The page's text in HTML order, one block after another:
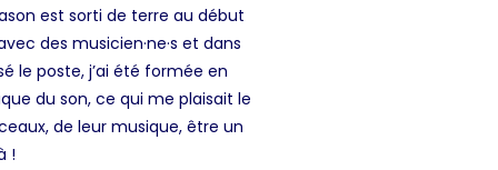
est sorti de terre au début
des musicien·ne·s et dans
le poste, j’ai été formée en
du son, ce qui me plaisait le
de leur musique, être un
!